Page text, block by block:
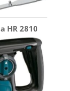
HR 2810